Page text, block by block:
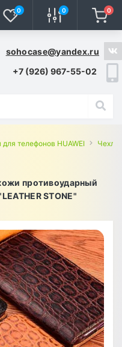
0 0 0
sohocase@yandex.ru
+7 (926) 967-55-02
телефонов HUAWEI Чехлы
противоударный
STONE"